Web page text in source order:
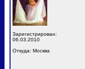
Зарегистрирован:
06.03.2010
Откуда: Москва